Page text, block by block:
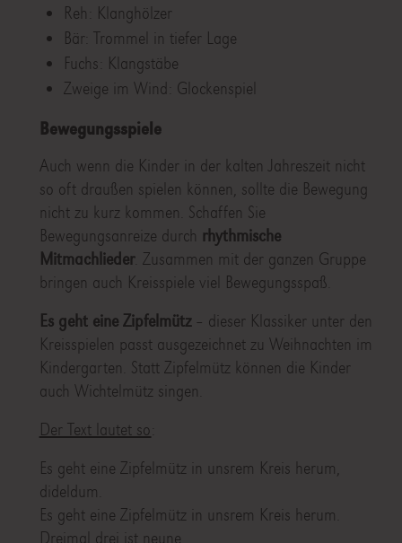
Reh: Klanghölzer
Bär: Trommel in tiefer Lage
Fuchs: Klangstäbe
Zweige im Wind: Glockenspiel
Bewegungsspiele
Auch wenn die Kinder in der kalten Jahreszeit nicht
so oft draußen spielen können, sollte die Bewegung
nicht zu kurz kommen. Schaffen Sie
Bewegungsanreize durch rhythmische
Mitmachlieder. Zusammen mit der ganzen Gruppe
bringen auch Kreisspiele viel Bewegungsspaß.
Es geht eine Zipfelmütz– dieser Klassiker unter den
Kreisspielen passt ausgezeichnet zu Weihnachten im
Kindergarten. Statt Zipfelmütz können die Kinder
auch Wichtelmütz singen.
Der Text lautet so
Es geht eine Zipfelmütz in unsrem Kreis herum,
dideldum.
Es geht eine Zipfelmütz in unsrem Kreis herum.
Dreimal drei ist neune,